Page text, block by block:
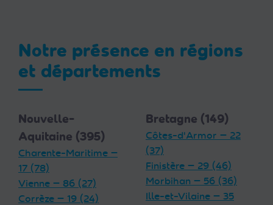
Notre présence en régions
et départements
Nouvelle-
Aquitaine (395)
Charente-Maritime —
17 (78)
Vienne — 86 (27)
Corrèze — 19 (24)
Bretagne (149)
Côtes-d'Armor — 22
(37)
Finistère — 29 (46)
Morbihan — 56 (36)
Ille-et-Vilaine — 35